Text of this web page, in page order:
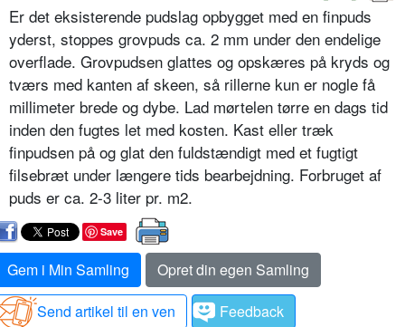
Er det eksisterende pudslag opbygget med en finpuds
yderst, stoppes grovpuds ca. 2 mm under den endelige
overflade. Grovpudsen glattes og opskæres på kryds og
tværs med kanten af skeen, så rillerne kun er nogle få
millimeter brede og dybe. Lad mørtelen tørre en dags tid
inden den fugtes let med kosten. Kast eller træk
finpudsen på og glat den fuldstændigt med et fugtigt
filsebræt under længere tids bearbejdning. Forbruget af
puds er ca. 2-3 liter pr. m2.
Save
Gem i Min Samling
Opret din egen Samling
Send artikel til en ven
Feedback